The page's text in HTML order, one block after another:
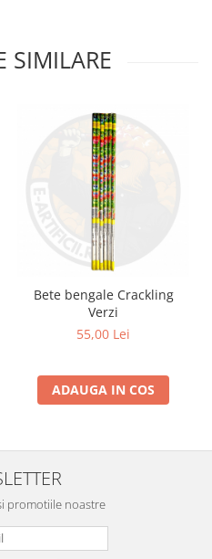
SIMILARE
Bete bengale Crackling
Verzi
55,00 Lei
ADAUGA IN COS
promotiile noastre